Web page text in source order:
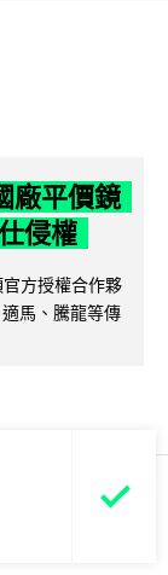
廠平價鏡
侵權
方授權合作夥
馬、騰龍等傳